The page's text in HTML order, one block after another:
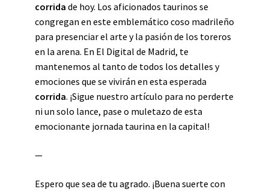
corrida de hoy. Los aficionados taurinos se
congregan en este emblemático coso madrileño
para presenciar el arte y la pasión de los toreros
en la arena. En El Digital de Madrid, te
mantenemos al tanto de todos los detalles y
emociones que se vivirán en esta esperada
corrida. ¡Sigue nuestro artículo para no perderte
ni un solo lance, pase o muletazo de esta
emocionante jornada taurina en la capital!
—
Espero que sea de tu agrado. ¡Buena suerte con